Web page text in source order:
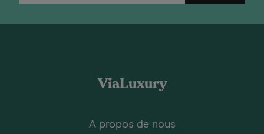
ViaLuxury
A propos de nous